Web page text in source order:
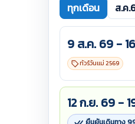
ทุกเดือน
ส.ค
9 ส.ค. 69 -
ทัวร์วันแม่ 2569
12 ก.ย. 69 -